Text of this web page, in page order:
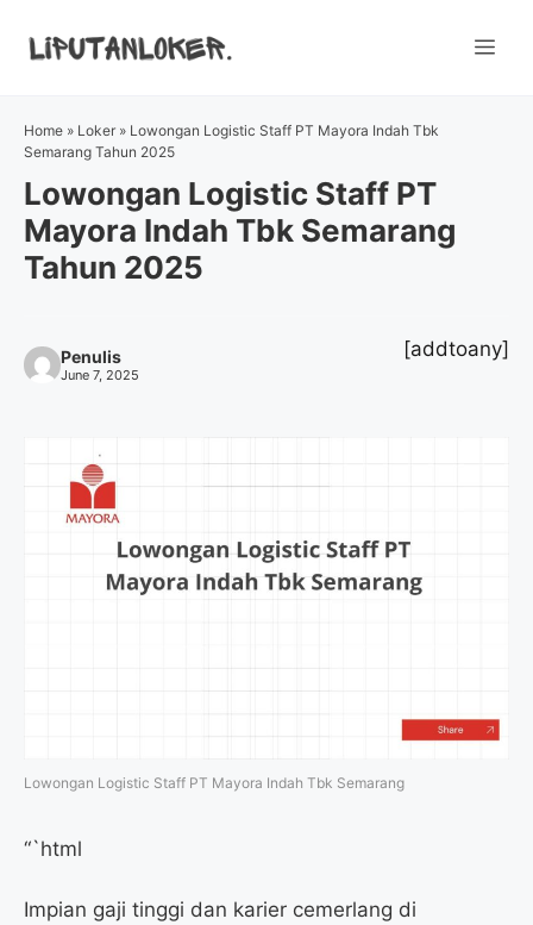
Home » Loker » Lowongan Logistic Staff PT Mayora Indah Tbk
Semarang Tahun 2025
Lowongan Logistic Staff PT
Mayora Indah Tbk Semarang
Tahun 2025
Penulis
June 7, 2025
[addtoany]
Lowongan Logistic Staff PT Mayora Indah Tbk Semarang
“`html
Impian gaji tinggi dan karier cemerlang di